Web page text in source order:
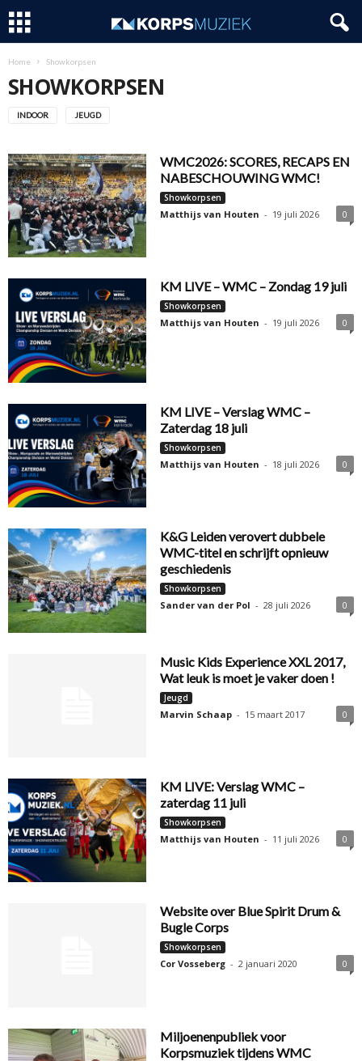
Home Showkorpsen
SHOWKORPSEN
INDOOR JEUGD
WMC2026: SCORES, RECAPS EN
NABESCHOUWING WMC!
Showkorpsen
Matthijs van Houten - 19 juli 2026 0
KM LIVE – WMC – Zondag 19 juli
Showkorpsen
Matthijs van Houten - 19 juli 2026 0
KM LIVE – Verslag WMC –
Zaterdag 18 juli
Showkorpsen
Matthijs van Houten - 18 juli 2026 0
K&G Leiden verovert dubbele
WMC-titel en schrijft opnieuw
geschiedenis
Showkorpsen
Sander van der Pol - 28 juli 2026 0
Music Kids Experience XXL 2017,
Wat leuk is moet je vaker doen !
Jeugd
Marvin Schaap - 15 maart 2017 0
KM LIVE: Verslag WMC –
zaterdag 11 juli
Showkorpsen
Matthijs van Houten - 11 juli 2026 0
Website over Blue Spirit Drum &
Bugle Corps
Showkorpsen
Cor Vosseberg - 2 januari 2020 0
Miljoenenpubliek voor
Korpsmuziek tijdens WMC